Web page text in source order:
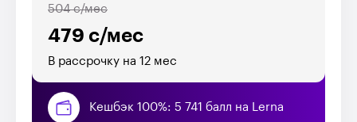
479 с/мес
504 с/мес
В рассрочку на 12 мес
Кешбэк 100%: 5 741 балл на Lerna